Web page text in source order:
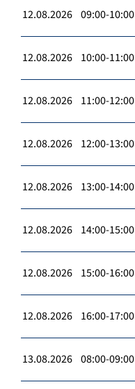
12.08.2026 09:00-10:00
12.08.2026 10:00-11:00
12.08.2026 11:00-12:00
12.08.2026 12:00-13:00
12.08.2026 13:00-14:00
12.08.2026 14:00-15:00
12.08.2026 15:00-16:00
12.08.2026 16:00-17:00
13.08.2026 08:00-09:00